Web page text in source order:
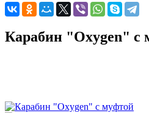
Карабин "Oxygen" с